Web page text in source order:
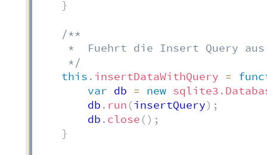
}
/**
*  Fuehrt die Insert Query
     */
this . insertDataWithQuery =
var db = new sqlite3 .
        db
. run (insertQuery) ;
        db
. close () ;
}